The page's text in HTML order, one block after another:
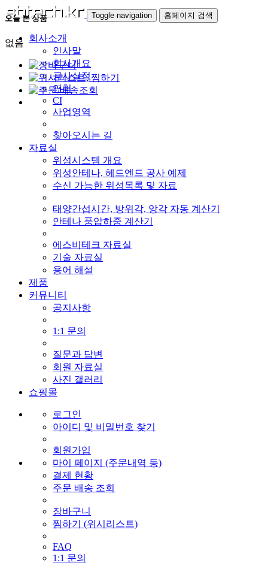
Toggle navigation 홈페이지 검색
회사소개
인사말
회사개요
공사실적
연혁
CI
사업영역
찾아오시는 길
자료실
위성시스템 개요
위성안테나, 헤드엔드 공사 예제
수신 가능한 위성목록 및 자료
태양간섭시간, 방위각, 앙각 자동 계산기
안테나 풍압하중 계산기
에스비테크 자료실
기술 자료실
용어 해설
제품
커뮤니티
공지사항
1:1 문의
질문과 답변
회원 자료실
사진 갤러리
쇼핑몰
로그인
아이디 및 비밀번호 찾기
회원가입
마이 페이지 (주문내역 등)
결제 현황
주문 배송 조회
장바구니
찜하기 (위시리스트)
FAQ
1:1 문의
오늘 본 상품
없음